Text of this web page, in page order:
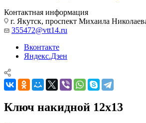
Контактная информация
г. Якутск, проспект Михаила
355472@vtt14.ru
Вконтакте
Яндекс.Дзен
Ключ накидной 12х13